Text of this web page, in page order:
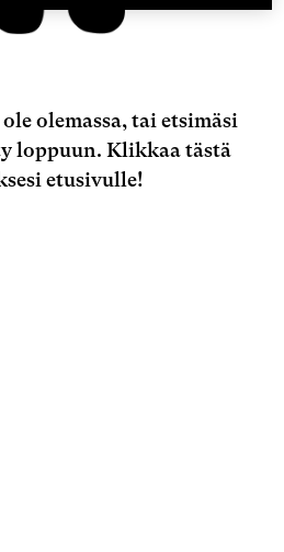
olemassa, tai etsimäsi
loppuun. Klikkaa tästä
etusivulle!